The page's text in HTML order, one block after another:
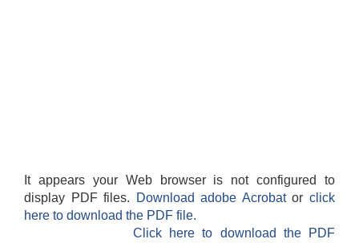
It appears your Web browser is not configured to
display PDF files.
Download adobe Acrobatorclick
here to download the PDF file.
Click here to download the PDF